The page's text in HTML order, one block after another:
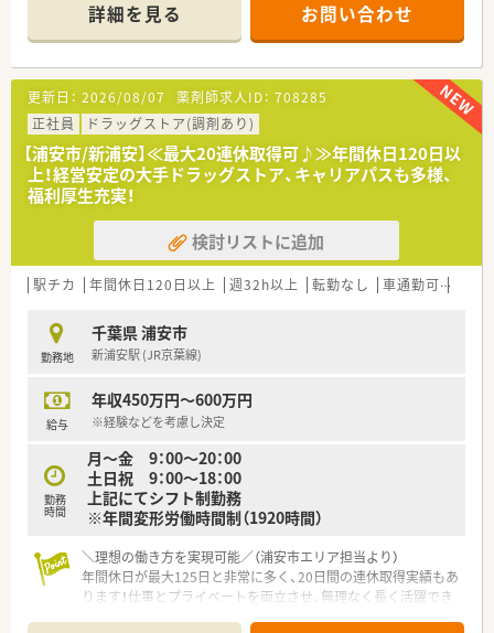
【店舗情報と応需状況について】
■新浦安駅からバスで10分ほどの場所に位置する、周辺にお住
まいの方々に親しまれている調剤併設型の店舗です。
■特定の医療機関に限定されない面対応で、1日あたり40〜50枚
ほどの処方箋を幅広く受け付けています。
■様々な医療機関からの処方箋に触れる機会があるため、偏りな
く多様な科目の調剤スキルを磨くことができます。
【法人特徴について】
■全国に1500店舗以上を展開している上場グループの中核企業
であり、業界最高クラスの定着率を誇る大手企業です。
■女性が自身のキャリアを維持して活躍できるよう、国から最高
位の「えるぼし」認定をしっかりと取得しています。
■社内ではお互いを役職ではなく「さん付け」で呼び合う文化が
【職場環境と雰囲気】
■調剤室には常勤3名の薬剤師が在籍しており、大手チェーンな
■全店舗に錠剤監査システムや音声入力システムなどの最新機
器を完備し、過誤防止と徹底した機械化を図っています。
剤師の本質である対人業務へしっかりと集中できます。
【こんな取り組みをしています】
■サプリメントバーやヘルスケアラウンジの導入など、健康寿命
■育児時短勤務はお子様が小学校6年生の学年末まで利用でき、
1日6時間勤務での無理のない働き方を推奨しています。
■退職後の3年間であれば同じ資格のままでいつでも再入社を可
能とする、独自の「再雇用ライセンス制度」があります。
詳細を見る お問い合わせ
更新日： 2026/08/07 薬剤師求人ID： 708285
正社員
ドラッグストア(調剤あり)
【浦安市/新浦安】≪最大20連休取得可♪≫年間休日120日以
上！経営安定の大手ドラッグストア、キャリアパスも多様、
福利厚生充実！
検討リストに追加
駅チカ 年間休日120日以上 週32h以上 転勤なし 車通勤可
勤務地
千葉県 浦安市
新浦安駅 (JR京葉線)
給与
年収450万円～600万円
※経験などを考慮し決定
勤務
時間
月～金 9：00～20：00
土日祝 9：00～18：00
上記にてシフト制勤務
※年間変形労働時間制（1920時間）
＼理想の働き方を実現可能／（浦安市エリア担当より）
年間休日が最大125日と非常に多く、20日間の連休取得実績もあ
ります！仕事とプライベートを両立させ、無理なく長く活躍でき